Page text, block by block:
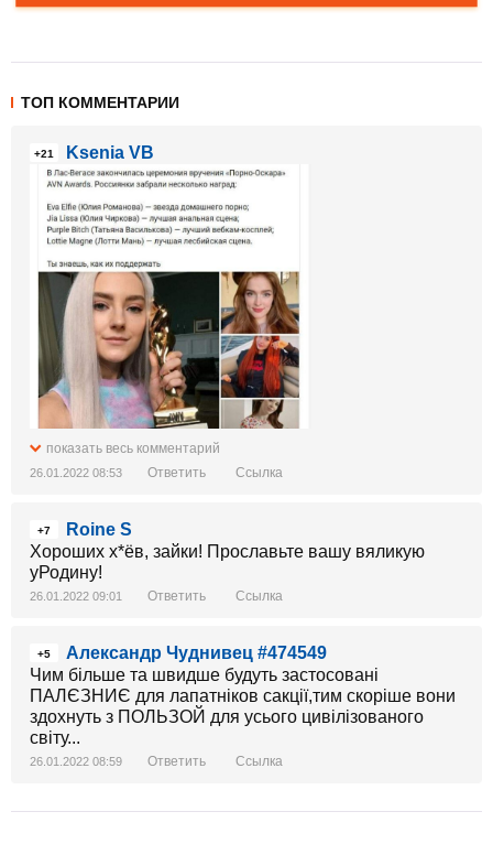
ТОП КОММЕНТАРИИ
+21 Ksenia VB
показать весь комментарий
26.01.2022 08:53 Ответить Ссылка
+7
Roine S
Хороших х*ёв, зайки! Прославьте вашу вяликую
уРодину!
26.01.2022 09:01 Ответить Ссылка
+5
Александр Чуднивец #474549
Чим більше та швидше будуть застосовані
ПАЛЄЗНИЄ для лапатніков сакції,тим скоріше вони
здохнуть з ПОЛЬЗОЙ для усього цивілізованого
світу...
26.01.2022 08:59 Ответить Ссылка